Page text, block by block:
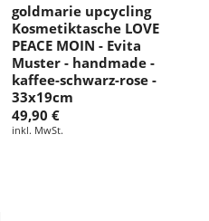
goldmarie upcycling
Kosmetiktasche LOVE
PEACE MOIN - Evita
Muster - handmade -
kaffee-schwarz-rose -
33x19cm
49,90 €
inkl. MwSt.